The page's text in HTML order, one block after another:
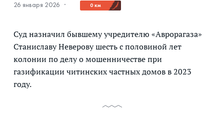
26 января 2026 · 0 км
Суд назначил бывшему учредителю «Аврорагаза»
Станиславу Неверову шесть с половиной лет
колонии по делу о мошенничестве при
газификации читинских частных домов в 2023
году.